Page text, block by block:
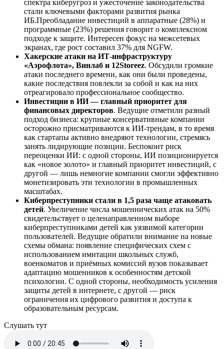
спектра киберугроз и ужесточение законодательства
стали ключевыми факторами развития рынка
ИБ.Преобладание инвестиций в аппаратные (28%) и
программные (23%) решения говорит о комплексном
подходе к защите. Интересен фокус на межсетевых
экранах, где рост составил 37% для NGFW.
Хакерские атаки на ИТ-инфраструктуру
«Аэрофлота», Винлаб и 12Storeez. Обсудили громкие
атаки последнего времени, как они были проведены,
какие последствия повлекли за собой и как на них
отреагировало профессиональное сообщество.
Инвестиции в ИИ — главный приоритет для
финансовых директоров. Ведущие отметили разный
подход бизнеса: крупные консервативные компании
осторожно присматриваются к ИИ-трендам, в то время
как стартапы активно внедряют технологии, стремясь
занять лидирующие позиции. Беспокоит риск
переоценки ИИ: с одной стороны, ИИ позиционируется
как «новое золото» и главный приоритет инвестиций, с
другой — лишь немногие компании смогли эффективно
монетизировать эти технологии в промышленных
масштабах.
Киберпреступники стали в 1,5 раза чаще атаковать
детей. Увеличение числа мошеннических атак на 50%
свидетельствует о целенаправленном выборе
киберпреступниками детей как уязвимой категории
пользователей. Ведущие обратили внимание на новые
схемы обмана: появление специфических схем с
использованием имитации школьных служб,
военкоматов и приёмных комиссий вузов показывает
адаптацию мошенников к особенностям детской
психологии. С одной стороны, необходимость усиления
защиты детей в интернете, с другой — риск
ограничения их цифрового развития и доступа к
образовательным ресурсам.
Cлушать тут